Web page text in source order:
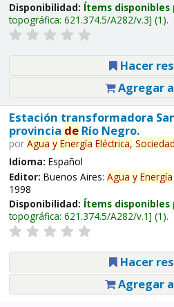
Disponibilidad: Ítems
topográfica: 621.374.5/A282/v.3 (1).
Hacer
Agregar
Estación transformadora
provincia deRío Negro.
por Agua y Energía Eléctrica, Sociedad
Idioma: Español
Editor: Buenos Aires: Agua y Energía
1998
Disponibilidad: Ítems
topográfica: 621.374.5/A282/v.1 (1).
Hacer
Agregar